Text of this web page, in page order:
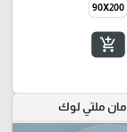
90X200
add_shopping_cart
ملتي لوك